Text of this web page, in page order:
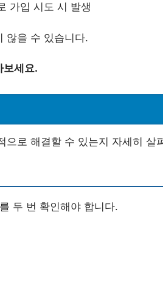
가입 시도 시 발생
않을 수 있습니다.
보세요.
로 해결할 수 있는지 자세히 살
두 번 확인해야 합니다.